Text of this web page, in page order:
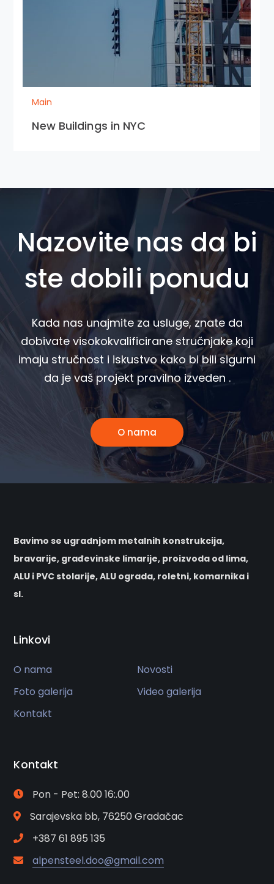
Main
New Buildings in NYC
Nazovite nas da bi
ste dobili ponudu
Kada nas unajmite za usluge, znate da
dobivate visokokvalificirane stručnjake koji
imaju stručnost i iskustvo kako bi bili sigurni
da je vaš projekt pravilno izveden .
O nama
Bavimo se ugradnjom metalnih konstrukcija,
bravarije, građevinske limarije, proizvoda od lima,
ALU i PVC stolarije, ALU ograda, roletni, komarnika i
sl.
Linkovi
O nama
Novosti
Foto galerija
Video galerija
Kontakt
Kontakt
Pon - Pet: 8.00 16:.00
Sarajevska bb, 76250 Gradačac
+387 61 895 135
alpensteel.doo@gmail.com